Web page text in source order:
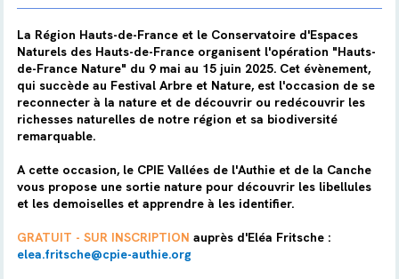
La Région Hauts-de-France et le Conservatoire d'Espaces
Naturels des Hauts-de-France organisent l'opération "Hauts-
de-France Nature" du 9 mai au 15 juin 2025. Cet évènement,
qui succède au Festival Arbre et Nature, est l'occasion de se
reconnecter à la nature et de découvrir ou redécouvrir les
richesses naturelles de notre région et sa biodiversité
remarquable.
A cette occasion, le CPIE Vallées de l'Authie et de la Canche
vous propose une sortie nature pour découvrir les libellules
et les demoiselles et apprendre à les identifier.
GRATUIT - SUR INSCRIPTION auprès d'Eléa Fritsche :
elea.fritsche@cpie-authie.org